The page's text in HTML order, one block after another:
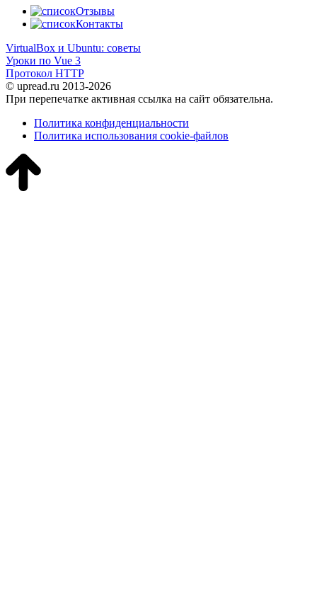
Отзывы
Контакты
VirtualBox и Ubuntu: советы
Уроки по Vue 3
Протокол HTTP
© upread.ru 2013-2026
При перепечатке активная ссылка на сайт обязательна.
Политика конфиденциальности
Политика использования cookie-файлов